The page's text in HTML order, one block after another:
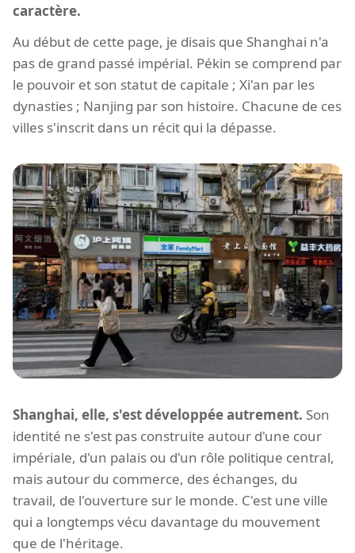
caractère.
Au début de cette page, je disais que Shanghai n'a
pas de grand passé impérial. Pékin se comprend par
le pouvoir et son statut de capitale ; Xi'an par les
dynasties ; Nanjing par son histoire. Chacune de ces
villes s'inscrit dans un récit qui la dépasse.
Shanghai, elle, s'est développée autrement. Son
identité ne s'est pas construite autour d'une cour
impériale, d'un palais ou d'un rôle politique central,
mais autour du commerce, des échanges, du
travail, de l'ouverture sur le monde. C'est une ville
qui a longtemps vécu davantage du mouvement
que de l'héritage.